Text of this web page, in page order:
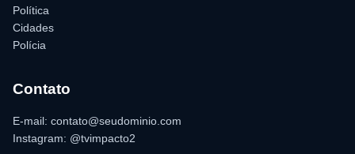
Política
Cidades
Polícia
Contato
E-mail: contato@seudominio.com
Instagram: @tvimpacto2